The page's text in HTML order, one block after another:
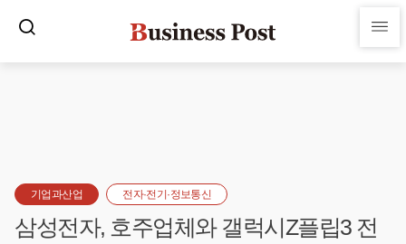
기업과산업 전자·전기·정보통신
삼성전자, 호주업체와 갤럭시Z플립3 전